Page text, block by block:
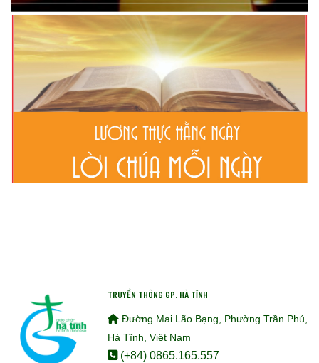
TRUYỀN THÔNG GP. HÀ TĨNH
Đường Mai Lão Bạng, Phường Trần Phú,
Hà Tĩnh, Việt Nam
(+84) 0865.165.557